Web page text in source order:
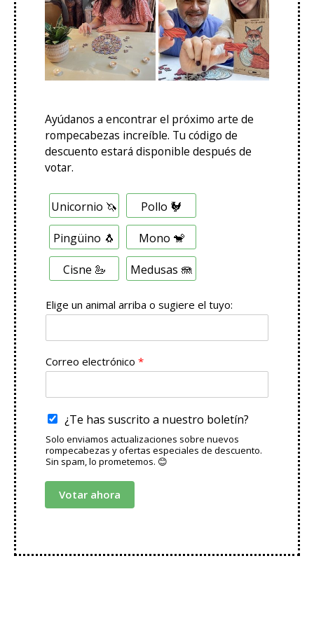
Ayúdanos a encontrar el próximo arte de
rompecabezas increíble. Tu código de
descuento estará disponible después de
votar.
O
c
ó
n
m
l
t
p
e
Unicornio 🦄 Pollo 🐓
Pingüino 🐧 Mono 🐒
Cisne 🦢 Medusas 🪼
Elige un animal arriba o sugiere el tuyo:
Correo electrónico *
¿Te has suscrito a nuestro boletín?
Solo enviamos actualizaciones sobre nuevos
rompecabezas y ofertas especiales de descuento.
Sin spam, lo prometemos. 😊
Votar ahora